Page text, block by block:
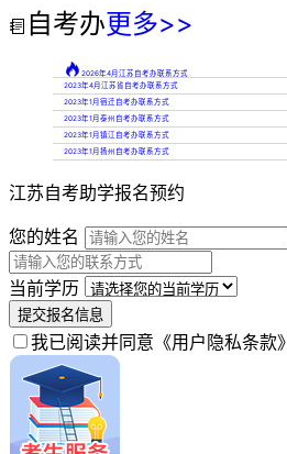
 自考办更多>>
 2026年4月江苏自考办联系方式
2023年4月江苏省自考办联系方式
2023年1月宿迁自考办联系方式
2023年1月泰州自考办联系方式
2023年1月镇江自考办联系方式
2023年1月扬州自考办联系方式
江苏自考助学报名预约
您的姓名
当前学历
提交报名信息
我已阅读并同意 《用户隐私条款》